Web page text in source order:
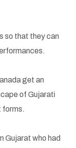
so that they can
get an
of Gujarati
forms.
Gujarat who had